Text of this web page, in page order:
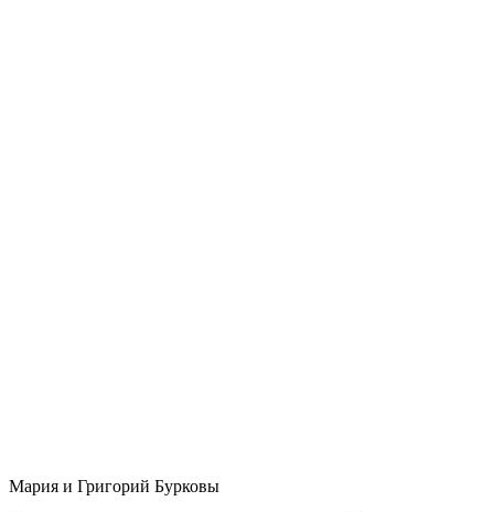
Мария и Григорий Бурковы